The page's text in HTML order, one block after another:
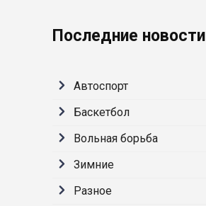
Последние новости
Автоспорт
Баскетбол
Вольная борьба
Зимние
Разное